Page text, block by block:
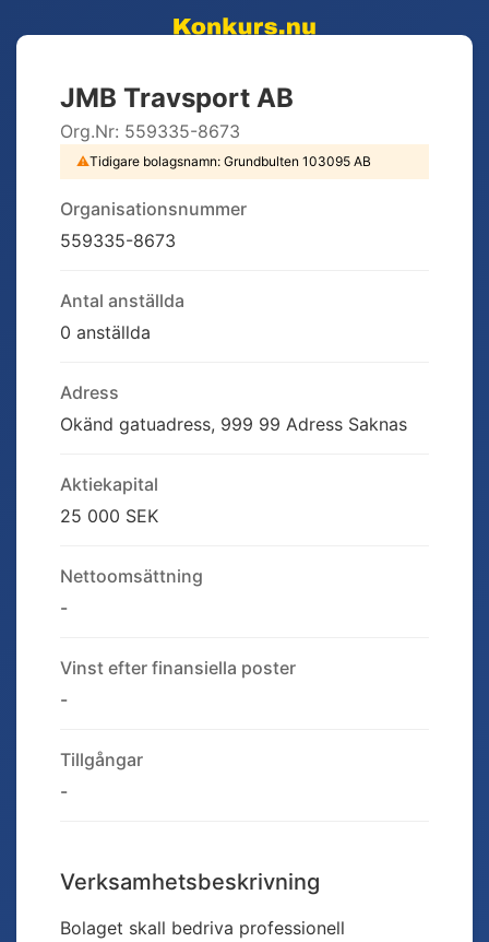
JMB Travsport AB
Org.Nr: 559335-8673
⚠Tidigare bolagsnamn: Grundbulten 103095 AB
Organisationsnummer
559335-8673
Antal anställda
0 anställda
Adress
Okänd gatuadress, 999 99 Adress Saknas
Aktiekapital
25 000 SEK
Nettoomsättning
-
Vinst efter finansiella poster
-
Tillgångar
-
Verksamhetsbeskrivning
Bolaget skall bedriva professionell